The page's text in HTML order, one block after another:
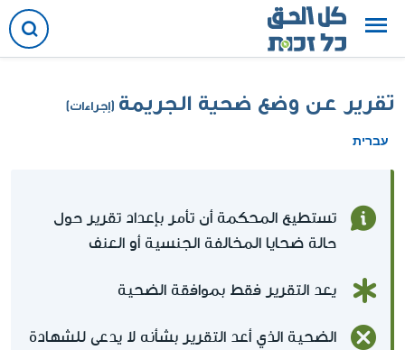
تقرير عن وضع ضحية الجريمة (إجراءات)
עברית
تستطيع المحكمة أن تأمر بإعداد تقرير حول
حالة ضحايا المخالفة الجنسية أو العنف
يعد التقرير فقط بموافقة الضحية
الضحية الذي أعد التقرير بشأنه لا يدعى للشهادة